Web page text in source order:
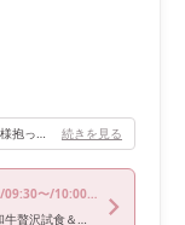
披露宴入場ではシンデレラ階段を使用しました。 お姫様抱っこの演出をしました♪ 続きを見る
/10:00〜/14:00〜
＼9月会場リニューアル／洗練空間×黒毛和牛贅沢試食＆豪華13大特典付BIGフェア